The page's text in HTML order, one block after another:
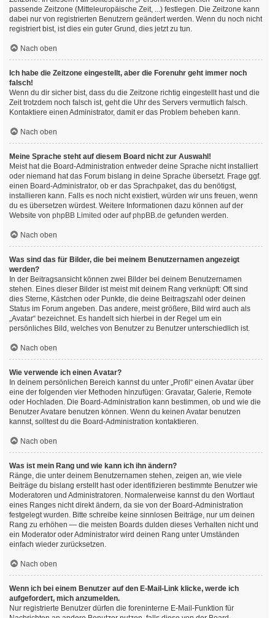
passende Zeitzone (Mitteleuropäische Zeit, ...) festlegen. Die Zeitzone kann
dabei nur von registrierten Benutzern geändert werden. Wenn du noch nicht
registriert bist, ist dies ein guter Grund, dies jetzt zu tun.
Nach oben
Ich habe die Zeitzone eingestellt, aber die Forenuhr geht immer noch
falsch!
Wenn du dir sicher bist, dass du die Zeitzone richtig eingestellt hast und die
Zeit trotzdem noch falsch ist, geht die Uhr des Servers vermutlich falsch.
Kontaktiere einen Administrator, damit er das Problem beheben kann.
Nach oben
Meine Sprache steht auf diesem Board nicht zur Auswahl!
Meist hat die Board-Administration entweder deine Sprache nicht installiert
oder niemand hat das Forum bislang in deine Sprache übersetzt. Frage ggf.
einen Board-Administrator, ob er das Sprachpaket, das du benötigst,
installieren kann. Falls es noch nicht existiert, würden wir uns freuen, wenn
du es übersetzen würdest. Weitere Informationen dazu können auf der
Website von phpBB Limited oder aufphpBB.de gefunden werden.
Nach oben
Was sind das für Bilder, die bei meinem Benutzernamen angezeigt
werden?
In der Beitragsansicht können zwei Bilder bei deinem Benutzernamen
stehen. Eines dieser Bilder ist meist mit deinem Rang verknüpft: Oft sind
dies Sterne, Kästchen oder Punkte, die deine Beitragszahl oder deinen
Status im Forum angeben. Das andere, meist größere, Bild wird auch als
„Avatar“ bezeichnet. Es handelt sich hierbei in der Regel um ein
persönliches Bild, welches von Benutzer zu Benutzer unterschiedlich ist.
Nach oben
Wie verwende ich einen Avatar?
In deinem persönlichen Bereich kannst du unter „Profil“ einen Avatar über
eine der folgenden vier Methoden hinzufügen: Gravatar, Galerie, Remote
oder Hochladen. Die Board-Administration kann bestimmen, ob und wie die
Benutzer Avatare benutzen können. Wenn du keinen Avatar benutzen
kannst, solltest du die Board-Administration kontaktieren.
Nach oben
Was ist mein Rang und wie kann ich ihn ändern?
Ränge, die unter deinem Benutzernamen stehen, zeigen an, wie viele
Beiträge du bislang erstellt hast oder identifizieren bestimmte Benutzer wie
Moderatoren und Administratoren. Normalerweise kannst du den Wortlaut
eines Ranges nicht direkt ändern, da sie von der Board-Administration
festgelegt wurden. Bitte schreibe keine sinnlosen Beiträge, nur um deinen
Rang zu erhöhen — die meisten Boards dulden dieses Verhalten nicht und
ein Moderator oder Administrator wird deinen Rang unter Umständen
einfach wieder zurücksetzen.
Nach oben
Wenn ich bei einem Benutzer auf den E-Mail-Link klicke, werde ich
aufgefordert, mich anzumelden.
Nur registrierte Benutzer dürfen die foreninterne E-Mail-Funktion für